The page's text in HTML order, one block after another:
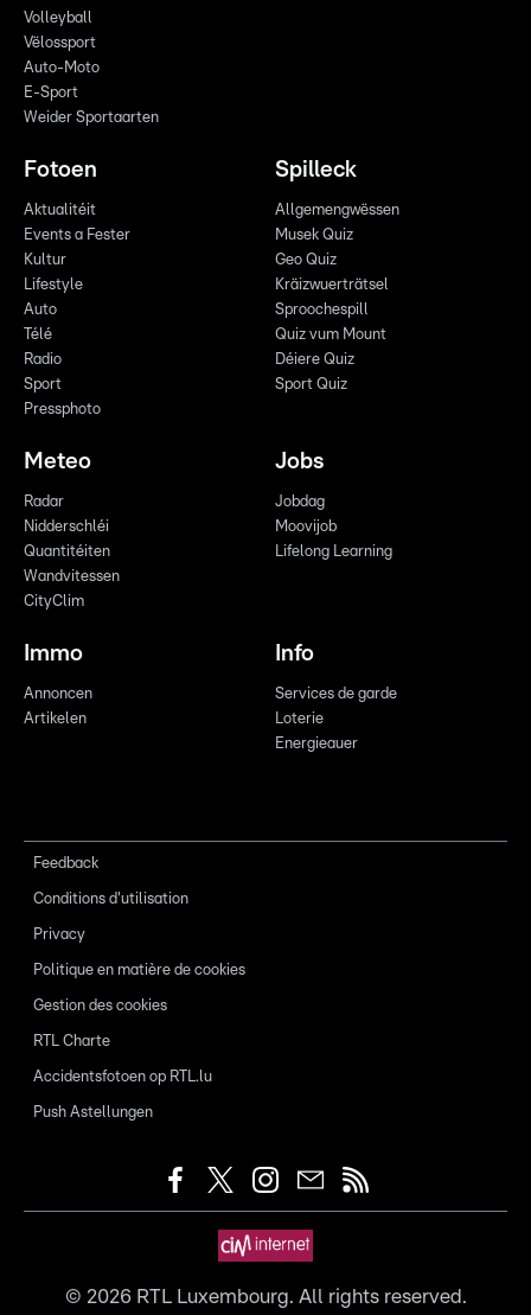
Volleyball
Vëlossport
Auto-Moto
E-Sport
Weider Sportaarten
Fotoen
Aktualitéit
Events a Fester
Kultur
Lifestyle
Auto
Télé
Radio
Sport
Pressphoto
Spilleck
Allgemengwëssen
Musek Quiz
Geo Quiz
Kräizwuerträtsel
Sproochespill
Quiz vum Mount
Déiere Quiz
Sport Quiz
Meteo
Radar
Nidderschléi
Quantitéiten
Wandvitessen
CityClim
Jobs
Jobdag
Moovijob
Lifelong Learning
Immo
Annoncen
Artikelen
Info
Services de garde
Loterie
Energieauer
Feedback
Conditions d'utilisation
Privacy
Politique en matière de cookies
Gestion des cookies
RTL Charte
Accidentsfotoen op RTL.lu
Push Astellungen
© 2026RTL Luxembourg. All rights reserved.